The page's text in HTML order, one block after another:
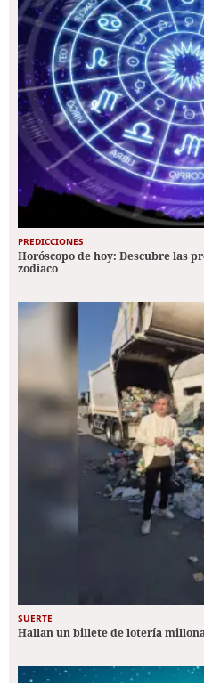
PREDICCIONES
Horóscopo de hoy: Descubre las
zodiaco
SUERTE
Hallan un billete de lotería